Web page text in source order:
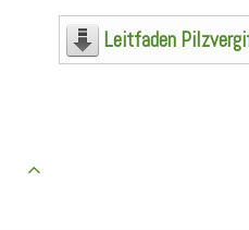
Leitfaden